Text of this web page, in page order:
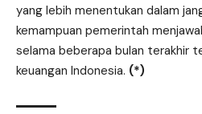
yang lebih menentukan dalam
kemampuan pemerintah
selama beberapa bulan terakhir
keuangan Indonesia. (*)